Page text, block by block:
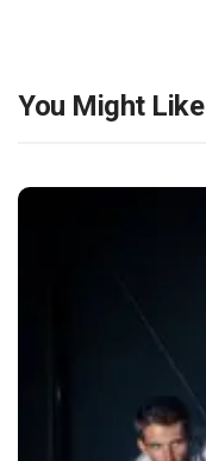
You Might Like